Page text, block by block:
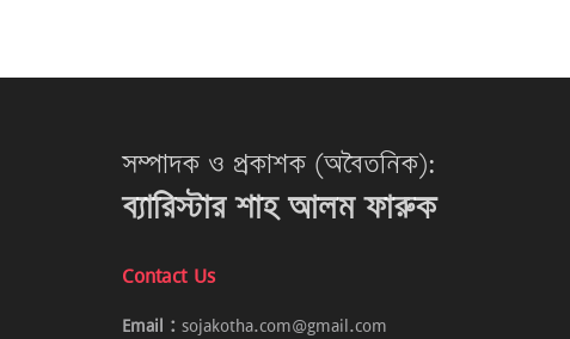
সম্পাদক ও প্রকাশক (অবৈতনিক):
ব্যারিস্টার শাহ আলম ফারুক
Contact Us
Email : sojakotha.com@gmail.com